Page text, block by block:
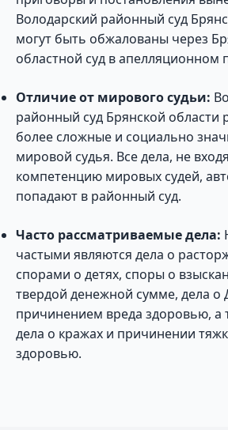
Володарский районный суд
могут быть обжалованы через
областной суд в апелляционном
Отличие от мирового судьи:
районный суд Брянской области
более сложные и социально
мировой судья. Все дела, не
компетенцию мировых судей,
попадают в районный суд.
Часто рассматриваемые дела:
частыми являются дела о
спорами о детях, споры о
твердой денежной сумме, дела о
причинением вреда здоровью, а
дела о кражах и причинении
здоровью.